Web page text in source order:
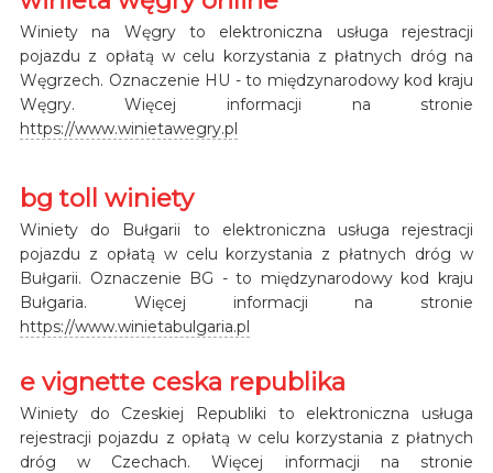
Winiety na Węgry to elektroniczna usługa rejestracji
pojazdu z opłatą w celu korzystania z płatnych dróg na
Węgrzech. Oznaczenie HU - to międzynarodowy kod kraju
Węgry. Więcej informacji na stronie
https://www.winietawegry.pl
bg toll winiety
Winiety do Bułgarii to elektroniczna usługa rejestracji
pojazdu z opłatą w celu korzystania z płatnych dróg w
Bułgarii. Oznaczenie BG - to międzynarodowy kod kraju
Bułgaria. Więcej informacji na stronie
https://www.winietabulgaria.pl
e vignette ceska republika
Winiety do Czeskiej Republiki to elektroniczna usługa
rejestracji pojazdu z opłatą w celu korzystania z płatnych
dróg w Czechach. Więcej informacji na stronie